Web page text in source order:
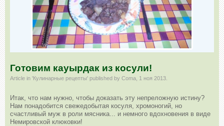
Готовим кауырдак из косули!
Article in 'Кулинарные рецепты' published by Coma 1 ноя 2013
Итак, что нам нужно, чтобы доказать эту непреложную истину?
Нам понадобится свежедобытая косуля, хромоногий, но
счастливый муж в роли мясника... и немного вдохновения в виде
Немировской клюковки!